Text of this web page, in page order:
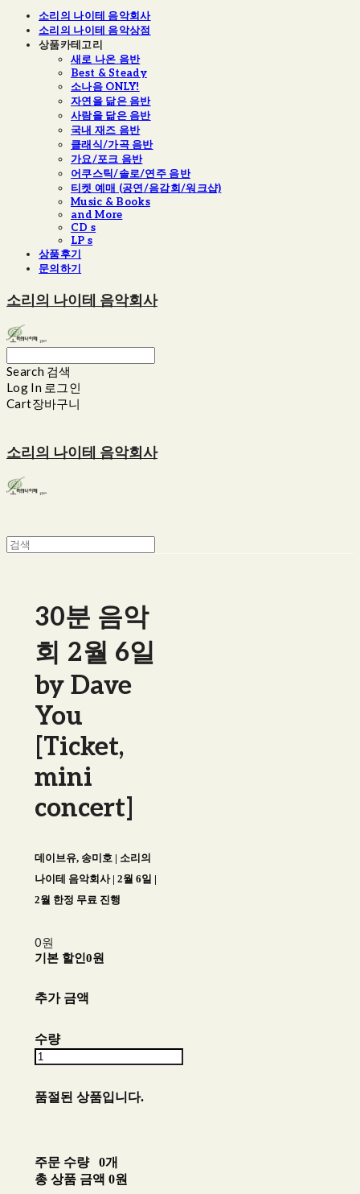
소리의 나이테 음악회사
소리의 나이테 음악상점
상품카테고리
새로 나온 음반
Best & Steady
소나음 ONLY!
자연을 닮은 음반
사람을 닮은 음반
국내 재즈 음반
클래식/가곡 음반
가요/포크 음반
어쿠스틱/솔로/연주 음반
티켓 예매 (공연/음감회/워크샵)
Music & Books
and More
CD s
LP s
상품후기
문의하기
소리의 나이테 음악회사
Search 검색
Log In 로그인
Cart장바구니
소리의 나이테 음악회사
30분 음악
회 2월 6일
by Dave
You
[Ticket,
mini
concert]
데이브유, 송미호 | 소리의
나이테 음악회사 | 2월 6일 |
2월 한정 무료 진행
0원
기본 할인0원
추가 금액
수량
품절된 상품입니다.
주문 수량
0개
총 상품 금액 0원